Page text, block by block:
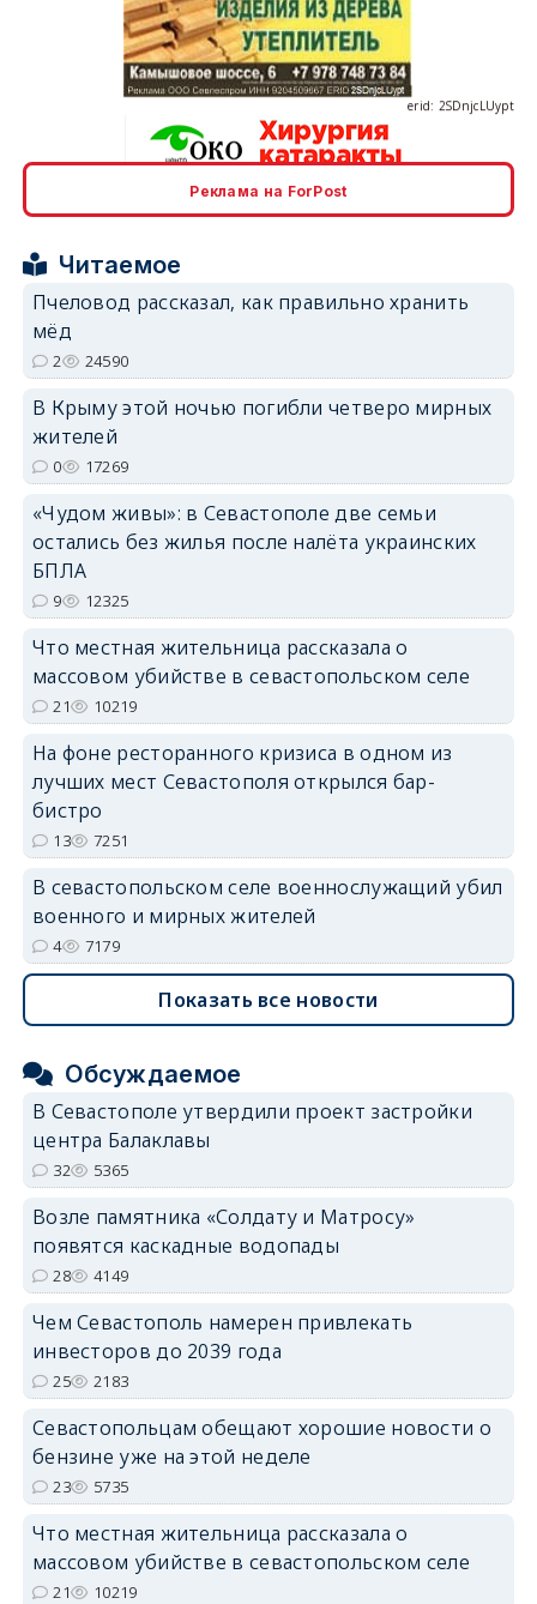
erid: 2SDnjcrDNw6
erid: 2SDnjdPjgYS
Реклама на ForPost
Читаемое
Пчеловод рассказал, как правильно хранить
мёд
2 24590
В Крыму этой ночью погибли четверо мирных
жителей
0 17269
«Чудом живы»: в Севастополе две семьи
остались без жилья после налёта украинских
БПЛА
9 12325
Что местная жительница рассказала о
массовом убийстве в севастопольском селе
21 10219
На фоне ресторанного кризиса в одном из
лучших мест Севастополя открылся бар-
бистро
13 7251
В севастопольском селе военнослужащий убил
военного и мирных жителей
4 7179
Показать все новости
Обсуждаемое
В Севастополе утвердили проект застройки
центра Балаклавы
32 5365
Возле памятника «Солдату и Матросу»
появятся каскадные водопады
28 4149
Чем Севастополь намерен привлекать
инвесторов до 2039 года
25 2183
Севастопольцам обещают хорошие новости о
бензине уже на этой неделе
23 5735
Что местная жительница рассказала о
массовом убийстве в севастопольском селе
21 10219